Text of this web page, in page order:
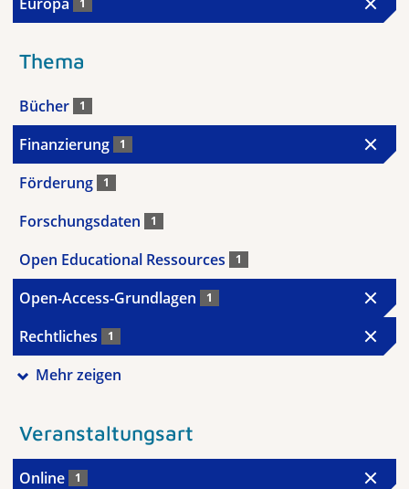
1
Thema
Bücher 1
Finanzierung 1
Förderung 1
Forschungsdaten 1
Open Educational Ressources 1
Open-Access-Grundlagen 1
Rechtliches 1
Mehr zeigen
Veranstaltungsart
Online 1